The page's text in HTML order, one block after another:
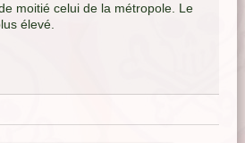
moitié celui de la métropole. Le
élevé.